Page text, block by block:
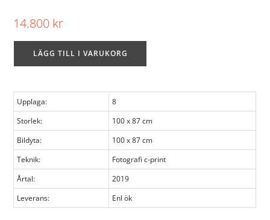
14.800 kr
LÄGG TILL I VARUKORG
Upplaga:
8
Storlek:
100 x 87 cm
Bildyta:
100 x 87 cm
Teknik:
Fotografi c-print
Årtal:
2019
Leverans:
Enl ök